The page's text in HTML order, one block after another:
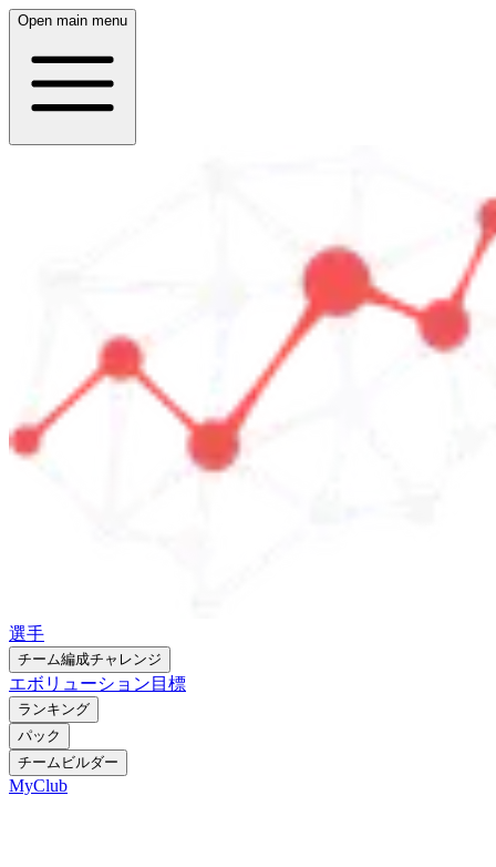
Open main menu
選手
チーム編成チャレンジ
エボリューション 目標
ランキング
パック
チームビルダー
MyClub